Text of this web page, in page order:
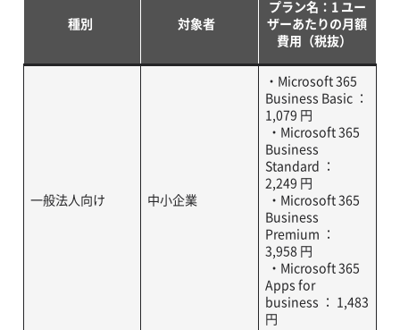
種別 対象者
プラン名：1 ユー
ザーあたりの月額
費用（税抜）
一般法人向け 中小企業
・Microsoft 365
Business Basic ：
1,079 円
・Microsoft 365
Business
Standard ：
2,249 円
・Microsoft 365
Business
Premium ：
3,958 円
・Microsoft 365
Apps for
business ： 1,483
円